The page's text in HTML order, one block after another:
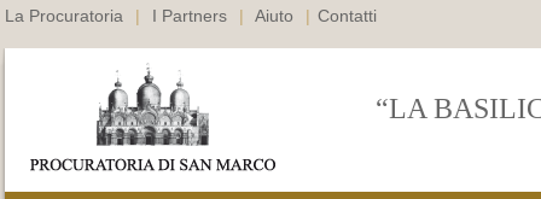
La Procuratoria | I Partners | Aiuto | Contatti
“LA